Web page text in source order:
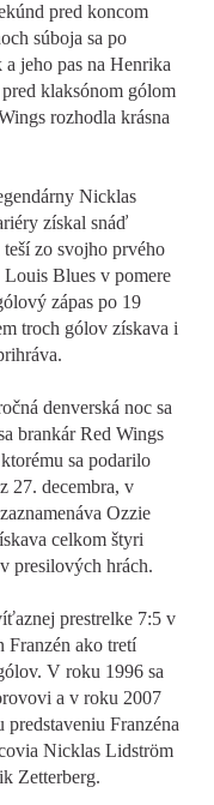
pred koncom
súboja sa po
jeho pas na Henrika
klaksónom gólom
rozhodla krásna
Nicklas
získal snáď
teší zo svojho prvého
Blues v pomere
zápas po 19
troch gólov získava i
denverská noc sa
brankár Red Wings
sa podarilo
27. decembra, v
Ozzie
celkom štyri
presilových hrách.
prestrelke 7:5 v
Franzén ako tretí
V roku 1996 sa
a v roku 2007
Franzéna
Nicklas Lidström
Zetterberg.